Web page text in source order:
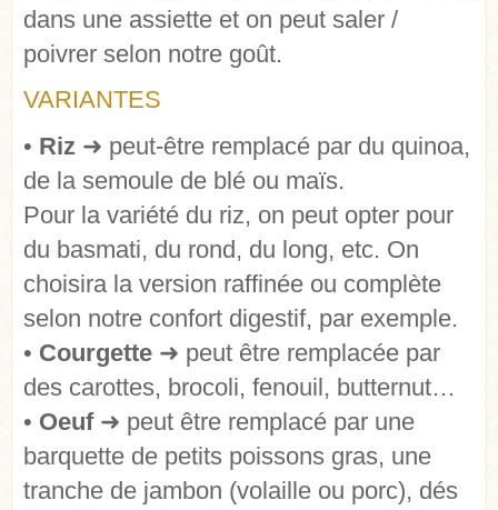
dans une assiette et on peut saler /
poivrer selon notre goût.
VARIANTES
• Riz ➜ peut-être remplacé par du quinoa,
de la semoule de blé ou maïs.
Pour la variété du riz, on peut opter pour
du basmati, du rond, du long, etc. On
choisira la version raffinée ou complète
selon notre confort digestif, par exemple.
• Courgette ➜ peut être remplacée par
des carottes, brocoli, fenouil, butternut…
• Oeuf➜ peut être remplacé par une
barquette de petits poissons gras, une
tranche de jambon (volaille ou porc), dés